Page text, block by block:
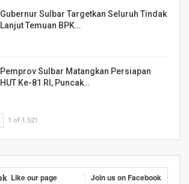
Gubernur Sulbar Targetkan Seluruh Tindak
Lanjut Temuan BPK…
Pemprov Sulbar Matangkan Persiapan
HUT Ke-81 RI, Puncak…
1 of 1,521
Like our page Join us on Facebook